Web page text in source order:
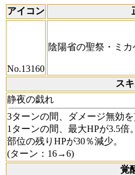
アイコン
No.13160
陰陽省の聖祭・ミ
ス
静夜の戯れ
3ターンの間、ダメージ無効
1ターンの間、最大HPが3.5倍。
部位の残りHPが30％減少。
(ターン：16→6)
覚